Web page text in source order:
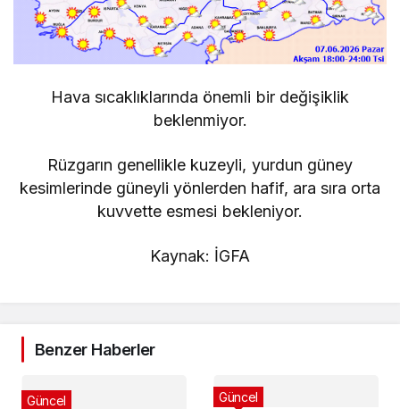
Hava sıcaklıklarında önemli bir değişiklik
beklenmiyor.
Rüzgarın genellikle kuzeyli, yurdun güney
kesimlerinde güneyli yönlerden hafif, ara sıra orta
kuvvette esmesi bekleniyor.
Kaynak: İGFA
Benzer Haberler
Güncel Güncel